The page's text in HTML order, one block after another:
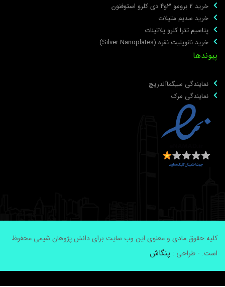
خرید ۲ برومو ۳و۴ دی‌ کلرو استوفنون
خرید سدیم متیلات
پتاسیم تترا کلرو پلاتینات
خرید نانوپلیت نقره (Silver Nanoplates)
نمایندگی سیگماآلدریچ
نمایندگی مرک
حقوق مادی و معنوی این وب سایت برای دانش پژوهان شیمی محفوظ
- طراحی :پنگاش